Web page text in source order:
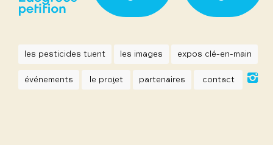
les pesticides tuent les images expos clé-en-main
événements le projet partenaires contact